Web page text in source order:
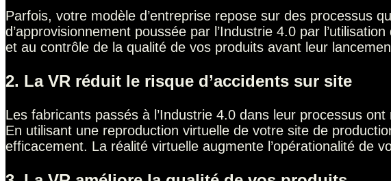
Parfois, votre modèle d’entreprise repose sur des processus
d’approvisionnement poussée par l’Industrie 4.0 par
et au contrôle de la qualité de vos produits avant leur
2. La VR réduit le risque d’accidents sur site
Les fabricants passés à l’Industrie 4.0 dans leur processus
En utilisant une reproduction virtuelle de votre site de
efficacement. La réalité virtuelle augmente l’opérationalité de